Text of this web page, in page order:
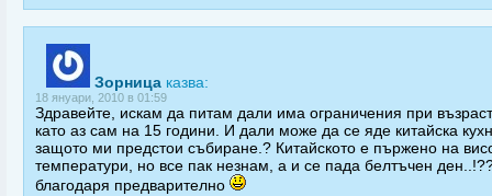
Зорница казва:
18 януари, 2010 в 01:59
Здравейте, искам да питам дали има ограничения при
като аз сам на 15 години. И дали може да се яде китайска
защото ми предстои събиране.? Китайското е пържено на
температури, но все пак незнам, а и се пада белтъчен
благодаря предварително